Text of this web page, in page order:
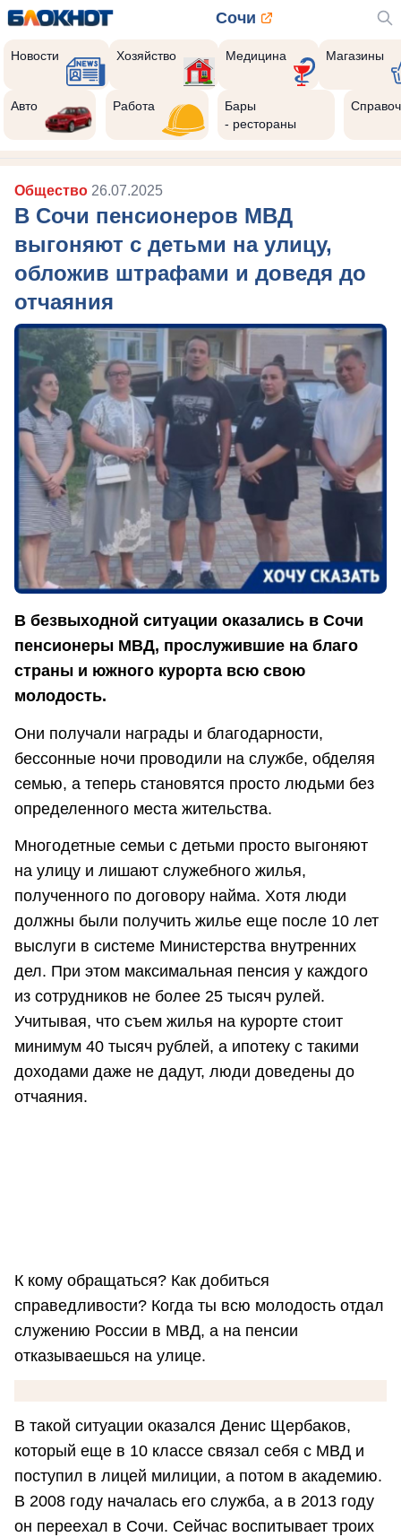
Сочи
Новости Хозяйство Медицина Магазины
Авто Работа
Бары
- рестораны
Общество 26.07.2025
В Сочи пенсионеров МВД
выгоняют с детьми на улицу,
обложив штрафами и доведя до
отчаяния
В безвыходной ситуации оказались в Сочи
пенсионеры МВД, прослужившие на благо
страны и южного курорта всю свою
молодость.
Они получали награды и благодарности,
бессонные ночи проводили на службе, обделяя
семью, а теперь становятся просто людьми без
определенного места жительства.
Многодетные семьи с детьми просто выгоняют
на улицу и лишают служебного жилья,
полученного по договору найма. Хотя люди
должны были получить жилье еще после 10 лет
выслуги в системе Министерства внутренних
дел. При этом максимальная пенсия у каждого
из сотрудников не более 25 тысяч рулей.
Учитывая, что съем жилья на курорте стоит
минимум 40 тысяч рублей, а ипотеку с такими
доходами даже не дадут, люди доведены до
отчаяния.
К кому обращаться? Как добиться
справедливости? Когда ты всю молодость отдал
служению России в МВД, а на пенсии
отказываешься на улице.
В такой ситуации оказался Денис Щербаков,
который еще в 10 классе связал себя с МВД и
поступил в лицей милиции, а потом в академию.
В 2008 году началась его служба, а в 2013 году
он переехал в Сочи. Сейчас воспитывает троих